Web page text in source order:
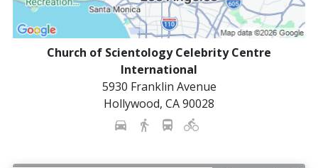
Church of Scientology Celebrity Centre
International
5930 Franklin Avenue
Hollywood, CA90028